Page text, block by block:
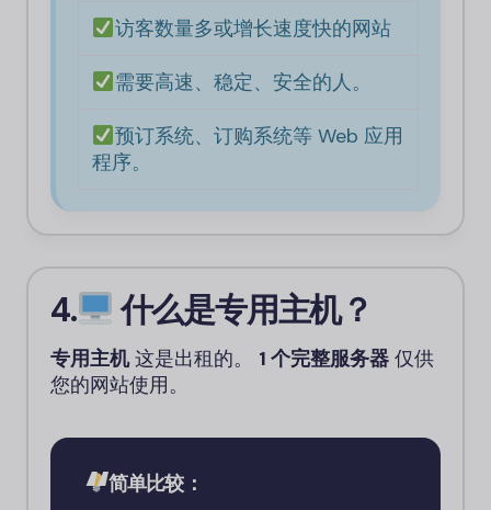
访客数量多或增长速度快的网站
需要高速、稳定、安全的人。
预订系统、订购系统等 Web 应用
程序。
4. 什么是专用主机？
专用主机这是出租的。 1 个完整服务器 仅供
您的网站使用。
简单比较：